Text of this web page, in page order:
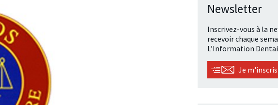
Newsletter
Inscrivez-vous à la
recevoir chaque
L’Information
Je m'inscris